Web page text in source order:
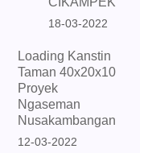
18-03-2022
Loading Kanstin
Taman 40x20x10
Proyek
Ngaseman
Nusakambangan
12-03-2022